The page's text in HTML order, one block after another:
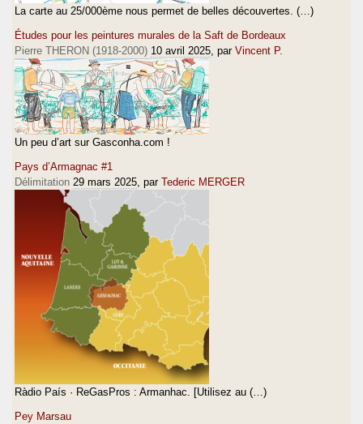
La carte au 25/000ème nous permet de belles découvertes. (…)
Études pour les peintures murales de la Saft de Bordeaux
Pierre THERON (1918-2000) 10 avril 2025 , par Vincent P.
Un peu d’art sur Gasconha.com !
Pays d’Armagnac #1
Délimitation 29 mars 2025 , par Tederic MERGER
Ràdio País · ReGasPros : Armanhac. [Utilisez au (…)
Pey Marsau